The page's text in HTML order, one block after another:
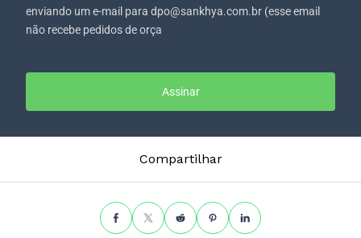
enviando um e-mail para dpo@sankhya.com.br (esse email
não recebe pedidos de orça
Assinar
Compartilhar